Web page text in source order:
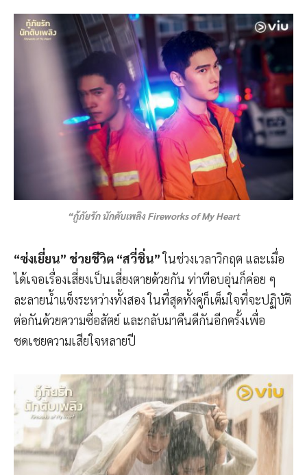
“กู้ภัยรัก นักดับเพลิง Fireworks of My Heart
“ซ่งเยี่ยน” ช่วยชีวิต “สวี่ชิ่น”ในช่วงเวลาวิกฤต และเมื่อ
ได้เจอเรื่องเสี่ยงเป็นเสี่ยงตายด้วยกัน ท่าทีอบอุ่นก็ค่อย ๆ
ละลายน้ำแข็งระหว่างทั้งสอง ในที่สุดทั้งคู่ก็เต็มใจที่จะปฏิบัติ
ต่อกันด้วยความซื่อสัตย์ และกลับมาคืนดีกันอีกครั้งเพื่อ
ชดเชยความเสียใจหลายปี